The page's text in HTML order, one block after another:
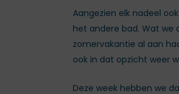
Aangezien elk nadeel
het andere bad. Wat we
zomervakantie al aan
ook in dat opzicht weer
Deze week hebben we